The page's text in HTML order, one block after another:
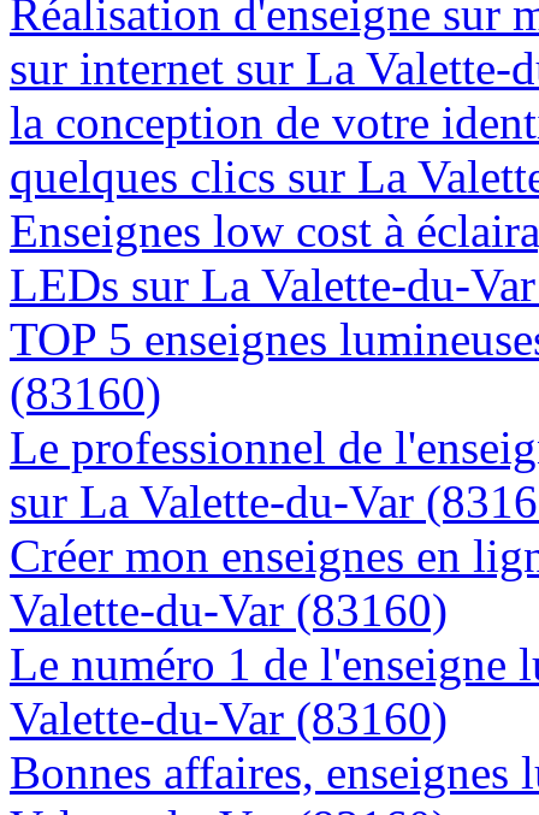
Réalisation d'enseigne sur
sur internet sur La Valette-
la conception de votre
quelques clics sur La
Enseignes low cost à
LEDs sur La Valette-du-
TOP 5 enseignes
(83160)
Le professionnel de
sur La Valette-du-Var
Créer mon enseignes en
Valette-du-Var (83160)
Le numéro 1 de l'enseigne
Valette-du-Var (83160)
Bonnes affaires, enseignes